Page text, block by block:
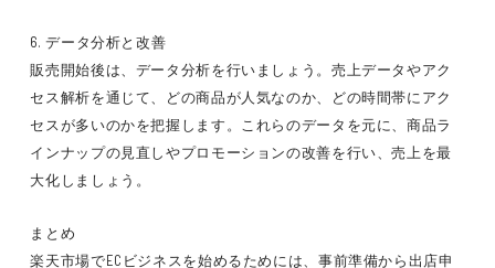
6. データ分析と改善
販売開始後は、データ分析を行いましょう。売上データやアク
セス解析を通じて、どの商品が人気なのか、どの時間帯にアク
セスが多いのかを把握します。これらのデータを元に、商品ラ
インナップの見直しやプロモーションの改善を行い、売上を最
大化しましょう。
まとめ
楽天市場でECビジネスを始めるためには、事前準備から出店申